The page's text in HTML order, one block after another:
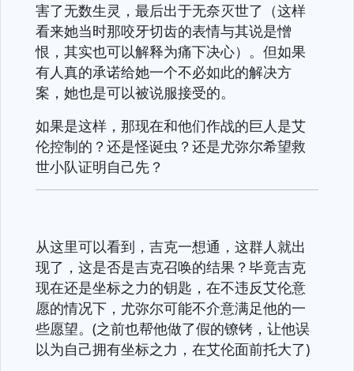
害了无数生灵，最后出于无奈灭世了（这样
看来她当时那咬牙切齿的表情与其说是憎
恨，其实也可以解释为痛下决心）。但如果
有人真的承诺给她一个不必如此的解决方
案，她也是可以被说服接受的。
如果是这样，那现在和他们作战的巨人是艾
伦控制的？还是怪诞虫？还是尤弥尔希望救
世小队证明自己先？
从这里可以看到，吉克一想通，这群人就出
现了，这是否是吉克召唤的结果？毕竟吉克
现在还是坐标之力的钥匙，在不违反艾伦意
愿的情况下，尤弥尔可能不介意满足他的一
些愿望。(之前也帮他做了假的镣铐，让他误
以为自己拥有坐标之力，在艾伦面前托大了)